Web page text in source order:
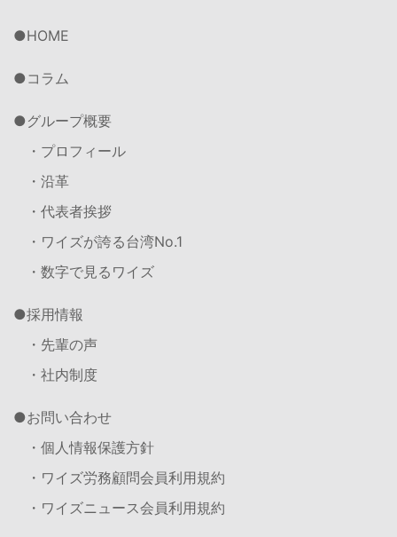
HOME
コラム
グループ概要
・プロフィール
・沿革
・代表者挨拶
・ワイズが誇る台湾No.1
・数字で見るワイズ
採用情報
・先輩の声
・社内制度
お問い合わせ
・個人情報保護方針
・ワイズ労務顧問会員利用規約
・ワイズニュース会員利用規約